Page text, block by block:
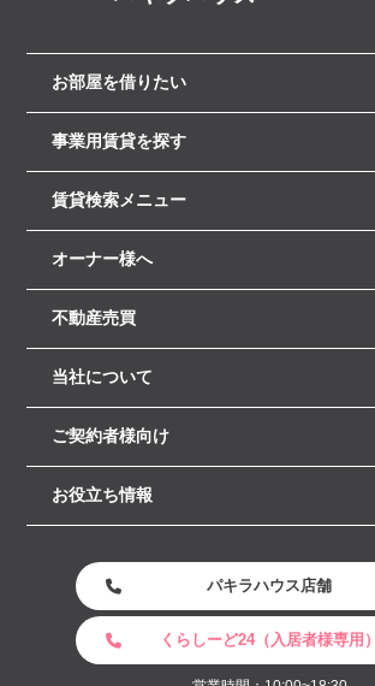
お部屋を借りたい
事業用賃貸を探す
賃貸検索メニュー
オーナー様へ
不動産売買
当社について
ご契約者様向け
お役立ち情報
パキラハウス店舗
くらしーど24（入居者様専用）